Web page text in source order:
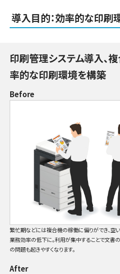
導入目的：効率的な印刷
印刷管理システム導入、
率的な印刷環境を構築
Before
繁忙期などには複合機の稼働に偏りができ、空
業務効率の低下に。利用が集中することで文書
の問題も起きやすくなります。
After